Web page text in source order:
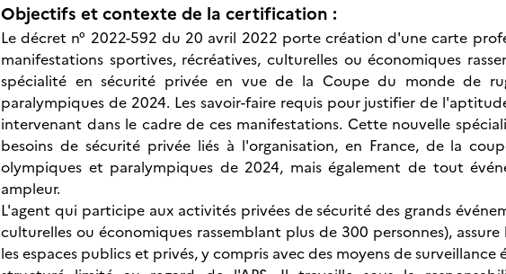
Objectifs et contexte de la certification :
Le décret n° 2022-592 du 20 avril 2022 porte création d'une carte
manifestations sportives, récréatives, culturelles ou économiques
spécialité en sécurité privée en vue de la Coupe du monde de
paralympiques de 2024. Les savoir-faire requis pour justifier de
intervenant dans le cadre de ces manifestations. Cette nouvelle
besoins de sécurité privée liés à l'organisation, en France, de la
olympiques et paralympiques de 2024, mais également de tout
ampleur.
L'agent qui participe aux activités privées de sécurité des grands
culturelles ou économiques rassemblant plus de 300 personnes),
les espaces publics et privés, y compris avec des moyens de